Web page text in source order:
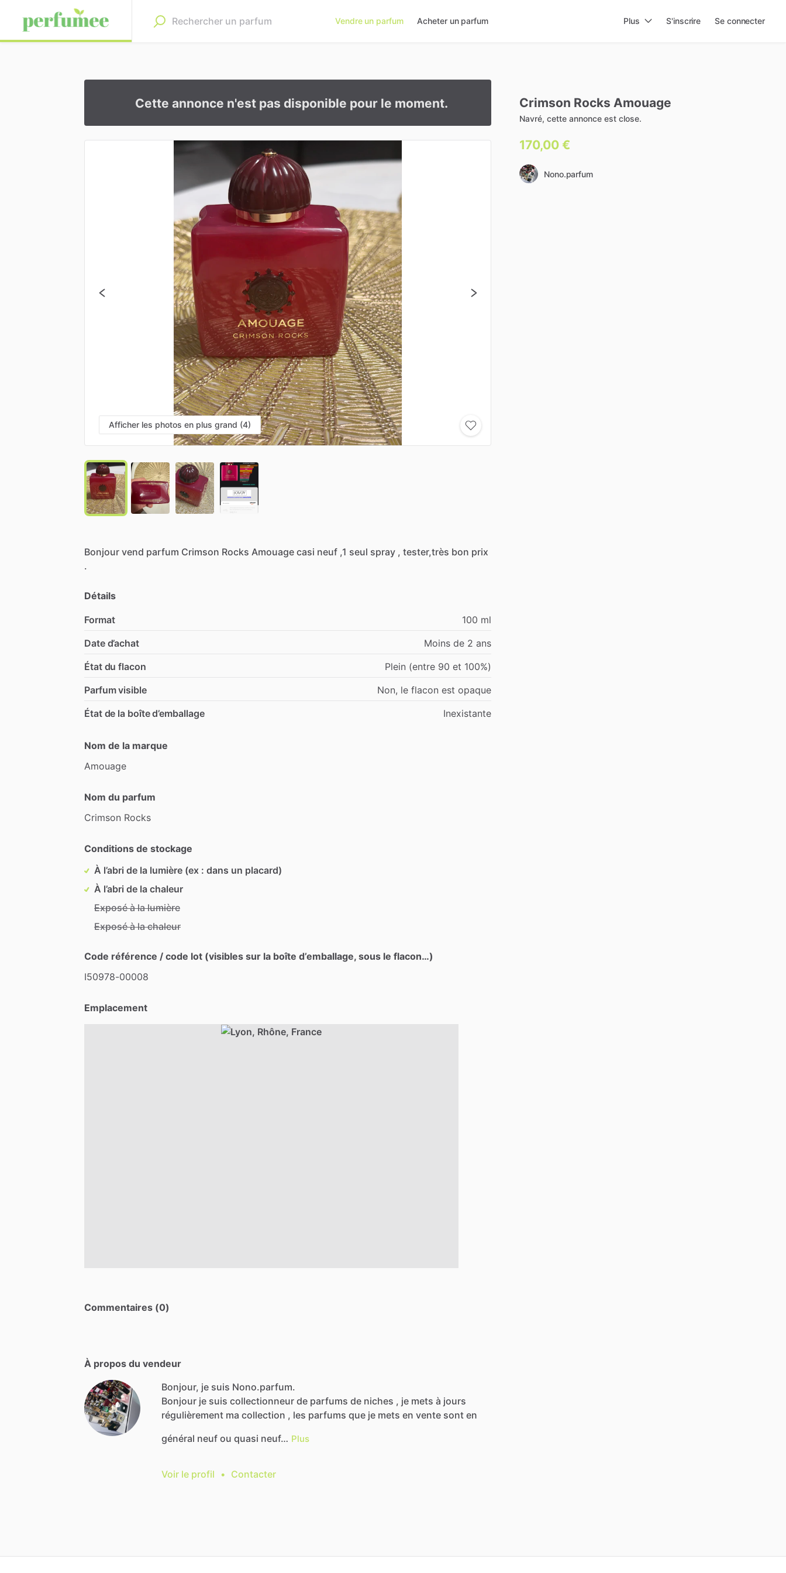
Vendre un parfum Acheter un parfum Plus S'inscrire Se connecter
Cette annonce n'est pas disponible pour le moment.
Afficher les photos en plus grand (4)
Bonjour vend parfum Crimson Rocks Amouage casi neuf ,1 seul spray , tester,très bon prix
.
Détails
Format
100 ml
Date d’achat
Moins de 2 ans
État du flacon
Plein (entre 90 et 100%)
Parfum visible
Non, le flacon est opaque
État de la boîte d’emballage
Inexistante
Nom de la marque
Amouage
Nom du parfum
Crimson Rocks
Conditions de stockage
À l’abri de la lumière (ex : dans un placard)
À l’abri de la chaleur
Exposé à la lumière
Exposé à la chaleur
Code référence / code lot (visibles sur la boîte d’emballage, sous le flacon…)
I50978-00008
Emplacement
Commentaires (0)
À propos du vendeur
Bonjour, je suis Nono.parfum.
Bonjour je suis collectionneur de parfums de niches , je mets à jours
régulièrement ma collection , les parfums que je mets en vente sont en
général neuf ou quasi neuf… Plus
Voir le profil • Contacter
Crimson Rocks Amouage
Navré, cette annonce est close.
170,00 €
Nono.parfum